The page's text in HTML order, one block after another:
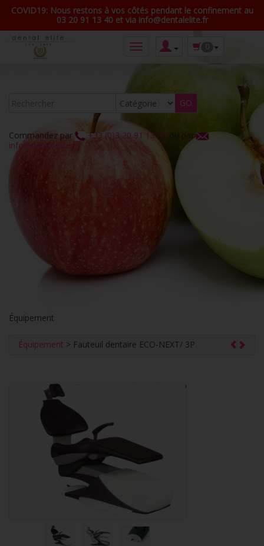
COVID19: Nous restons à vos côtés pendant le confinement au
03 20 91 13 40 et via info@dentalelite.fr
Commandez par +33 (0)3 20 91 13 40 ou par
info@dentalelite.fr
Équipement
Équipement > Fauteuil dentaire ECO-NEXT/ 3P